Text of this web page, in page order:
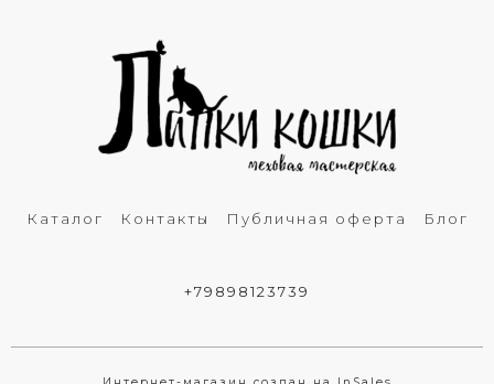
Каталог Контакты Публичная оферта Блог
+79898123739